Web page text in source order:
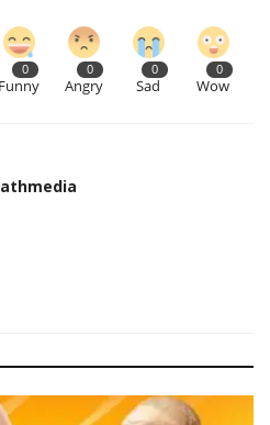
0
Funny
0
Angry
0
Sad
0
Wow